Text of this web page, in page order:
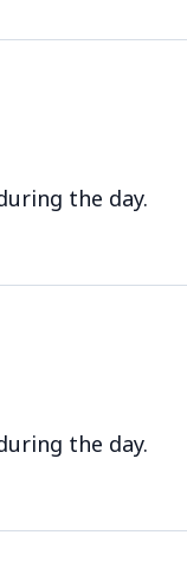
the day.
the day.